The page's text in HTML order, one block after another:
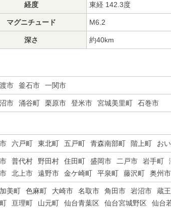
経度 東経 142.3度
マグニチュード M6.2
深さ 約40km
市 釜石市 一関市
市 涌谷町 栗原市 登米市 宮城美里町 石巻市
六戸町 東北町 五戸町 青森南部町 階上町 お
普代村 野田村 住田町 盛岡市 二戸市 岩手町
北上市 遠野市 金ケ崎町 平泉町 藤沢町 奥州市
美町 色麻町 大崎市 名取市 角田市 岩沼市 蔵
亘理町 山元町 仙台青葉区 仙台宮城野区 仙台